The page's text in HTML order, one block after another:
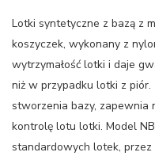
Lotki syntetyczne z bazą z
koszyczek, wykonany z
wytrzymałość lotki i daje
niż w przypadku lotki z
stworzenia bazy, zapewnia
kontrolę lotu lotki. Model
standardowych lotek,